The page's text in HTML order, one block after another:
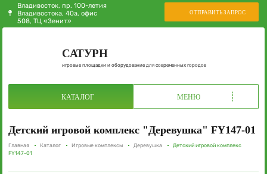
Владивосток, пр. 100-летия
Владивостока, 40а, офис
508, ТЦ «Зенит»
ОТПРАВИТЬ ЗАПРОС
САТУРН
игровые площадки и оборудование для современных городов
КАТАЛОГ МЕНЮ
Детский игровой комплекс "Деревушка" FY147-01
Главная Каталог Игровые комплексы Деревушка
Детский игровой комплекс
FY147-01